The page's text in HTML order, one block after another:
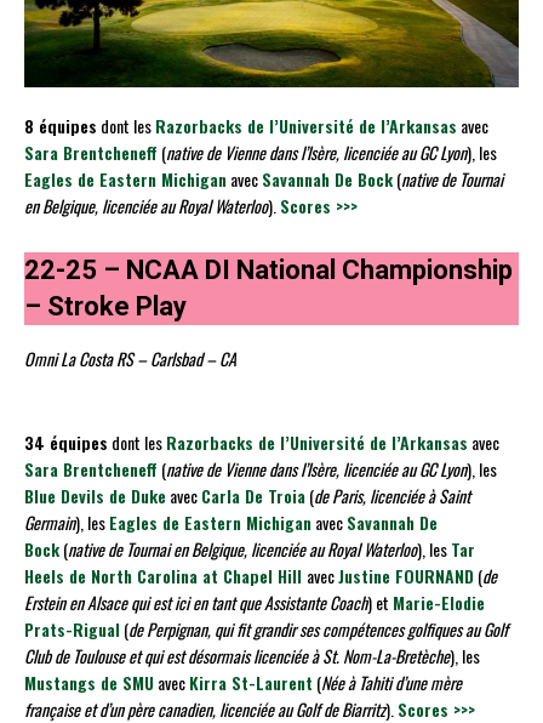
8 équipes dont lesRazorbacks de l’Université de l’Arkansas avec
Sara Brentcheneff (native de Vienne dans l’Isère, licenciée au GC Lyon), les
Eagles de Eastern MichiganavecSavannah De Bock(native de Tournai
en Belgique, licenciée au Royal Waterloo). Scores >>>
22-25 – NCAA DI National Championship
– Stroke Play
Omni La Costa RS – Carlsbad – CA
34 équipes dont lesRazorbacks de l’Université de l’Arkansas avec
Sara Brentcheneff (native de Vienne dans l’Isère, licenciée au GC Lyon), les
Blue Devils de DukeavecCarla De Troia(de Paris, licenciée à Saint
Germain), lesEagles de Eastern MichiganavecSavannah De
Bock(native de Tournai en Belgique, licenciée au Royal Waterloo), lesTar
Heels de North Carolina at Chapel Hill avecJustine FOURNAND(de
Erstein en Alsace qui est ici en tant que Assistante Coach) et Marie-Elodie
Prats-Rigual(de Perpignan, qui fit grandir ses compétences golfiques au Golf
Club de Toulouse et qui est désormais licenciée à St. Nom-La-Bretèche), les
Mustangs de SMUavecKirra St-Laurent (Née à Tahiti d’une mère
française et d’un père canadien, licenciée au Golf de Biarritz). Scores >>>